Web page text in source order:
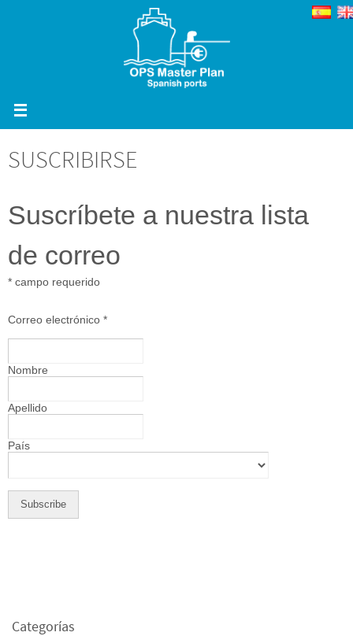
SUSCRIBIRSE
Suscríbete a nuestra lista
de correo
* campo requerido
Correo electrónico *
Nombre
Apellido
País
Categorías